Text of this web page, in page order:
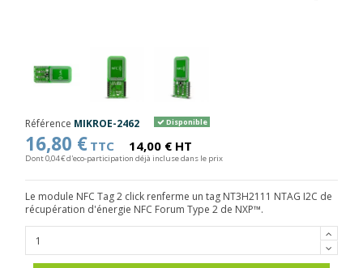
Référence MIKROE-2462 Disponible
16,80 € TTC 14,00 € HT
Dont 0,04 € d'eco-participation déjà incluse dans le prix
Le module NFC Tag 2 click renferme un tag NT3H2111 NTAG I2C de
récupération d'énergie NFC Forum Type 2 de NXP™.